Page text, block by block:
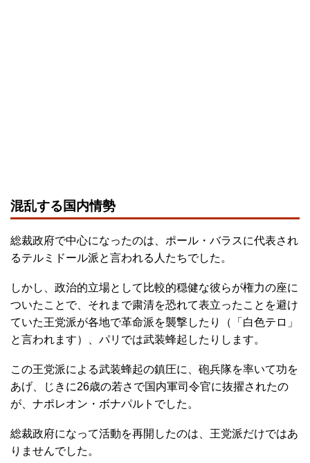
混乱する国内情勢
総裁政府で中心になったのは、ポール・バラスに代表され
るテルミドール派と言われる人たちでした。
しかし、政治的立場として比較的穏健な彼らが権力の座に
ついたことで、それまで粛清を恐れて表立ったことを避け
ていた王党派が各地で革命派を襲撃したり（「白色テロ」
と言われます）、パリでは武装蜂起したりします。
この王党派による武装蜂起の鎮圧に、砲兵隊を率いて功を
あげ、じきに26歳の若さで国内軍司令官に抜擢されたの
が、ナポレオン・ボナパルトでした。
総裁政府になって活動を再開したのは、王党派だけではあ
りませんでした。